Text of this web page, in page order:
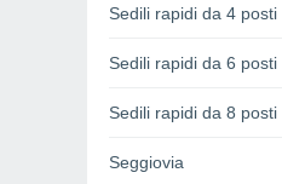
Sedili rapidi da 4 posti
Sedili rapidi da 6 posti
Sedili rapidi da 8 posti
Seggiovia